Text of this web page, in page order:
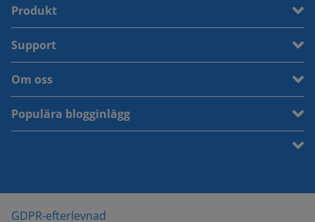
Produkt
Support
Om oss
Populära blogginlägg
GDPR-efterlevnad